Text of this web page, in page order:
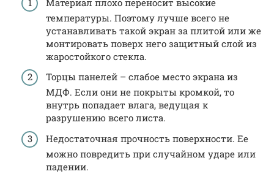
температуры. Поэтому лучше всего не
устанавливать такой экран за плитой или же
монтировать поверх него защитный слой из
жаростойкого стекла.
Торцы панелей – слабое место экрана из
МДФ. Если они не покрыты кромкой, то
внутрь попадает влага, ведущая к
разрушению всего листа.
Недостаточная прочность поверхности. Ее
можно повредить при случайном ударе или
падении.